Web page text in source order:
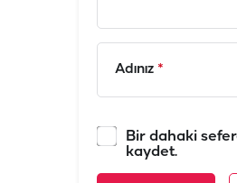
Adınız *
Bir dahaki
kaydet.